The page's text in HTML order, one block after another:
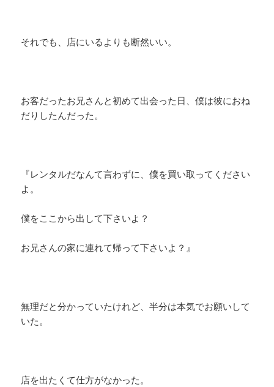
それでも、店にいるよりも断然いい。
お客だったお兄さんと初めて出会った日、僕は彼におね
だりしたんだった。
『レンタルだなんて言わずに、僕を買い取ってください
よ。
僕をここから出して下さいよ？
お兄さんの家に連れて帰って下さいよ？』
無理だと分かっていたけれど、半分は本気でお願いして
いた。
店を出たくて仕方がなかった。